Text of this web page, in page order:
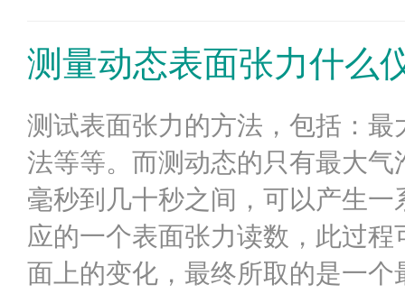
测量动态表面张力什么
测试表面张力的方法，包括：
法等等。而测动态的只有最大
毫秒到几十秒之间，可以产生
应的一个表面张力读数，此过
面上的变化，最终所取的是一